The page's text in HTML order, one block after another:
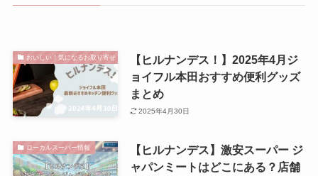
おいしい！気になるお取り寄せ
【ヒルナンデス！】2025年4月ジ
ョイフル本田おすすめ便利グッズ
まとめ
2025年4月30日
ローカルスーパー情報
【ヒルナンデス】激安スーパー ジ
ャパンミートはどこにある？店舗